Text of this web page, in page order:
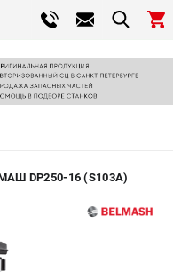
DP250-16 (S103A)